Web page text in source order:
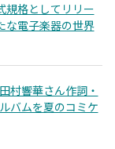
規格としてリリー
な電子楽器の世界
村響華さん作詞・
バムを夏のコミケ